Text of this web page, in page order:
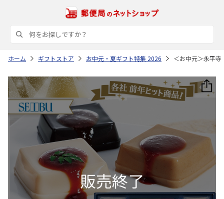
ホーム ギフトストア お中元・夏ギフト特集 2026 ＜お中元＞永平